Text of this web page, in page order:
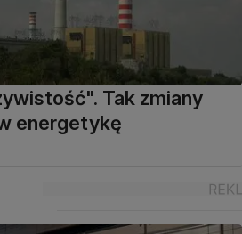
Tak zmiany
energetykę